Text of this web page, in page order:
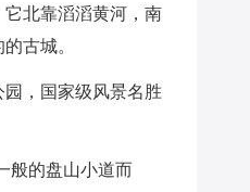
北靠滔滔黄河，南
古城。
，国家级风景名胜
般的盘山小道而